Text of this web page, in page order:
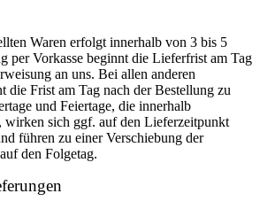
Waren erfolgt innerhalb von 3 bis 5
per Vorkasse beginnt die Lieferfrist am Tag
an uns. Bei allen anderen
die Frist am Tag nach der Bestellung zu
und Feiertage, die innerhalb
wirken sich ggf. auf den Lieferzeitpunkt
führen zu einer Verschiebung der
den Folgetag.